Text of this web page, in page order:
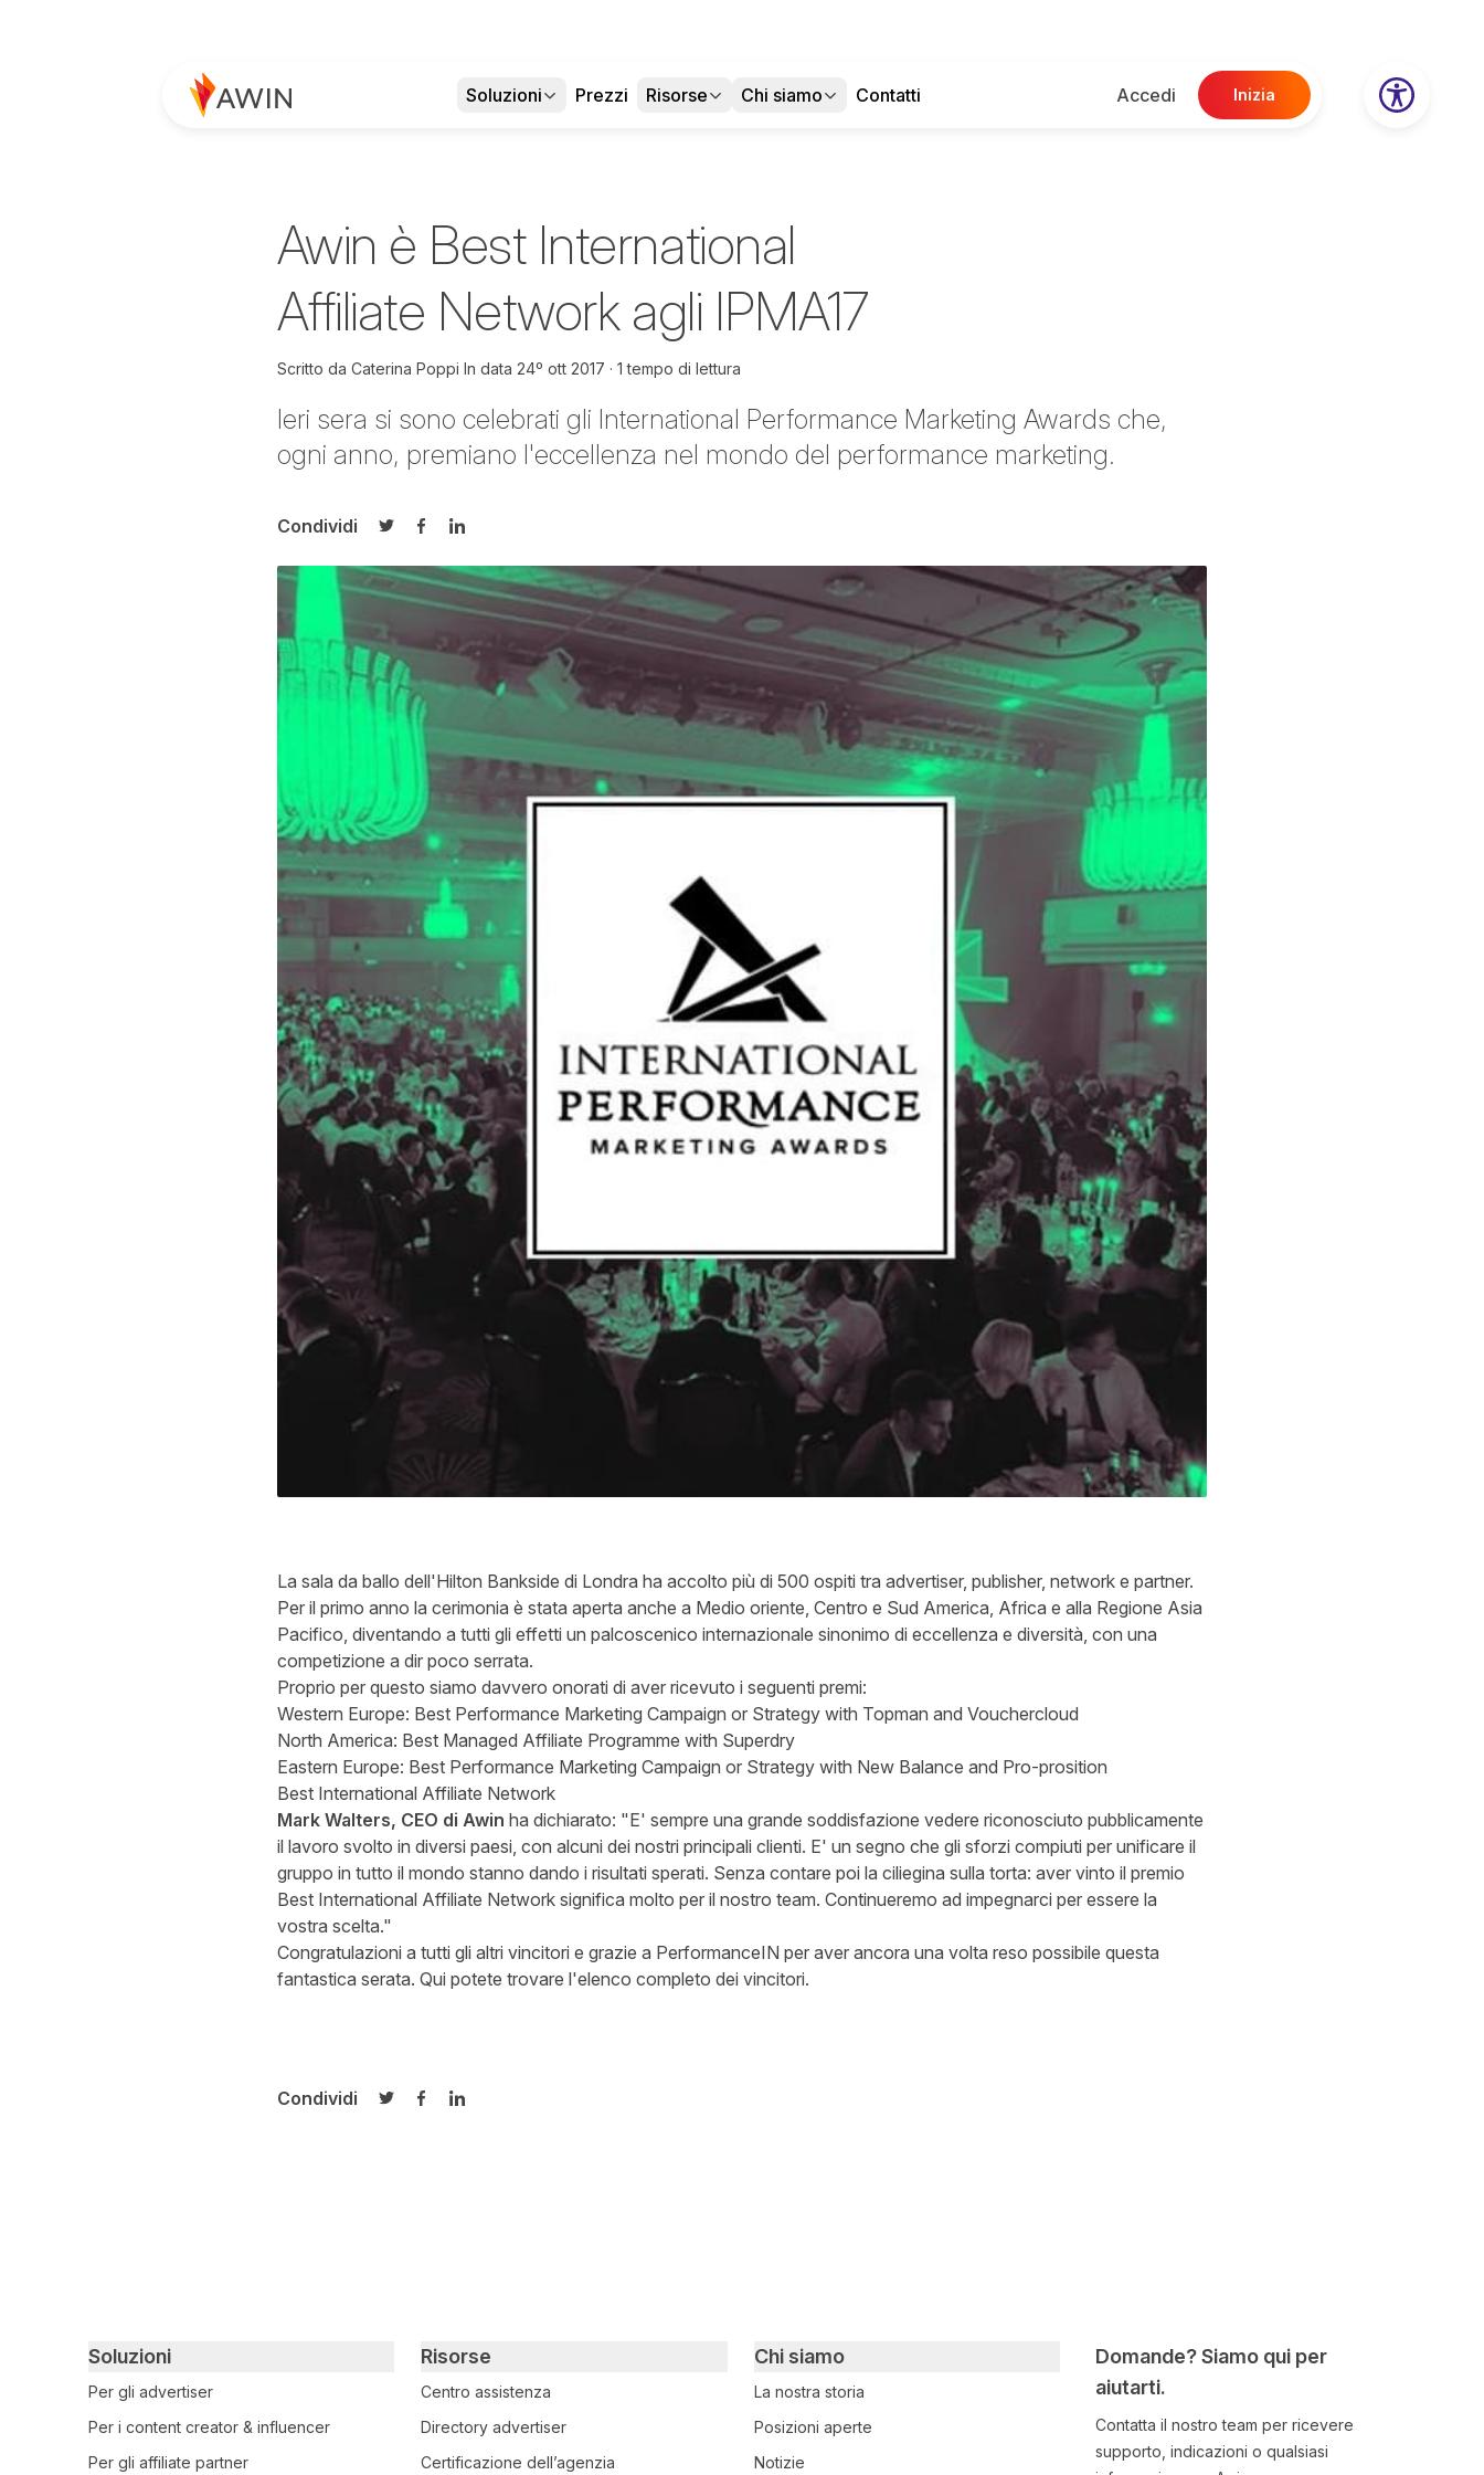
Soluzioni Prezzi Risorse Chi siamo Contatti Accedi Inizia
Awin è Best International
Affiliate Network agli IPMA17
Scritto da Caterina Poppi In data 24º ott 2017 1 tempo di lettura
Ieri sera si sono celebrati gli International Performance Marketing Awards che,
ogni anno, premiano l'eccellenza nel mondo del performance marketing.
Condividi
Condividi su Twitter
Condividi su Facebook
Condividi su LinkedIn
La sala da ballo dell'Hilton Bankside di Londra ha accolto più di 500 ospiti tra advertiser, publisher, network e partner.
Per il primo anno la cerimonia è stata aperta anche a Medio oriente, Centro e Sud America, Africa e alla Regione Asia
Pacifico, diventando a tutti gli effetti un palcoscenico internazionale sinonimo di eccellenza e diversità, con una
competizione a dir poco serrata.
Proprio per questo siamo davvero onorati di aver ricevuto i seguenti premi:
Western Europe: Best Performance Marketing Campaign or Strategy with Topman and Vouchercloud
North America: Best Managed Affiliate Programme with Superdry
Eastern Europe: Best Performance Marketing Campaign or Strategy with New Balance and Pro-prosition
Best International Affiliate Network
Mark Walters, CEO di Awin ha dichiarato: "E' sempre una grande soddisfazione vedere riconosciuto pubblicamente
il lavoro svolto in diversi paesi, con alcuni dei nostri principali clienti. E' un segno che gli sforzi compiuti per unificare il
gruppo in tutto il mondo stanno dando i risultati sperati. Senza contare poi la ciliegina sulla torta: aver vinto il premio
Best International Affiliate Network significa molto per il nostro team. Continueremo ad impegnarci per essere la
vostra scelta."
Congratulazioni a tutti gli altri vincitori e grazie a PerformanceIN per aver ancora una volta reso possibile questa
fantastica serata. Qui potete trovare l'elenco completo dei vincitori.
Condividi
Condividi su Twitter
Condividi su Facebook
Condividi su LinkedIn
Domande? Siamo qui per
aiutarti.
Contatta il nostro team per ricevere
supporto, indicazioni o qualsiasi
Primary footer navigation
Soluzioni
Per gli advertiser
Per i content creator & influencer
Per gli affiliate partner
Risorse
Centro assistenza
Directory advertiser
Certificazione dell’agenzia
Chi siamo
La nostra storia
Posizioni aperte
Notizie